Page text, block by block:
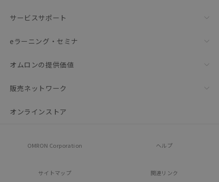
サービスサポート
eラーニング・セミナ
オムロンの提供価値
販売ネットワーク
オンラインストア
OMRON Corporation ヘルプ
サイトマップ 関連リンク